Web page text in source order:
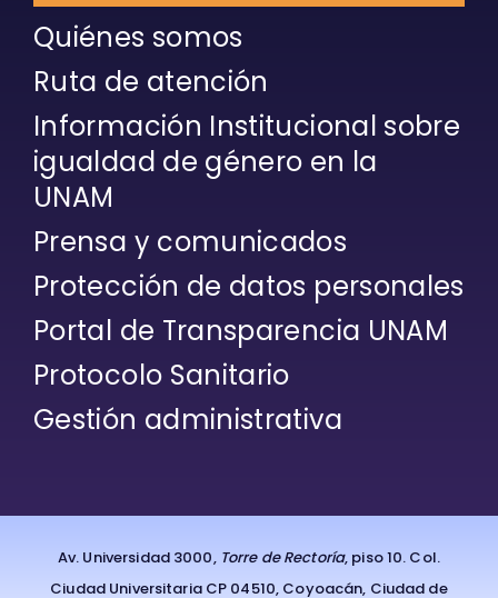
Quiénes somos
Ruta de atención
Información Institucional sobre
igualdad de género en la
UNAM
Prensa y comunicados
Protección de datos personales
Portal de Transparencia UNAM
Protocolo Sanitario
Gestión administrativa
Av. Universidad 3000, Torre de Rectoría, piso 10. Col.
Ciudad Universitaria CP 04510, Coyoacán, Ciudad de